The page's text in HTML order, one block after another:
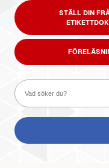
STÄLL DIN